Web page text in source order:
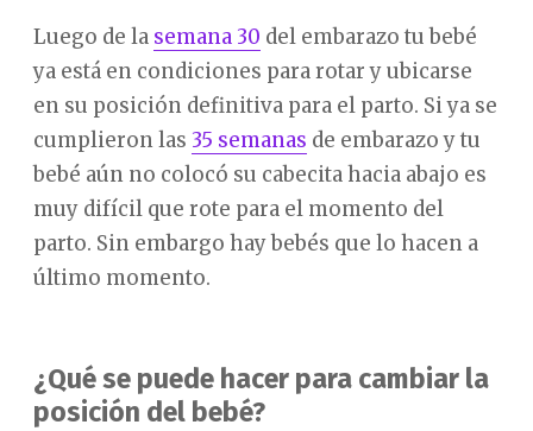
Luego de la semana 30 del embarazo tu bebé
ya está en condiciones para rotar y ubicarse
en su posición definitiva para el parto. Si ya se
cumplieron las 35 semanas de embarazo y tu
bebé aún no colocó su cabecita hacia abajo es
muy difícil que rote para el momento del
parto. Sin embargo hay bebés que lo hacen a
último momento.
¿Qué se puede hacer para cambiar la
posición del bebé?